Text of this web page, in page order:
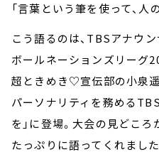
「言葉という筆を使って、人
こう語るのは、TBSアナウ
ボールネーションズリーグ
超ときめき♡宣伝部の小泉
パーソナリティを務める
を」に登場。大会の見どこ
たっぷりに語ってくれました